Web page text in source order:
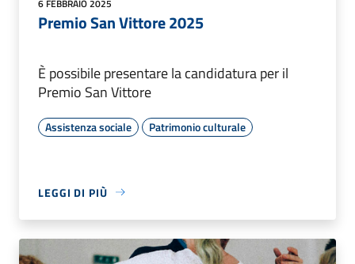
6 FEBBRAIO 2025
Premio San Vittore 2025
È possibile presentare la candidatura per il
Premio San Vittore
Assistenza sociale Patrimonio culturale
LEGGI DI PIÙ